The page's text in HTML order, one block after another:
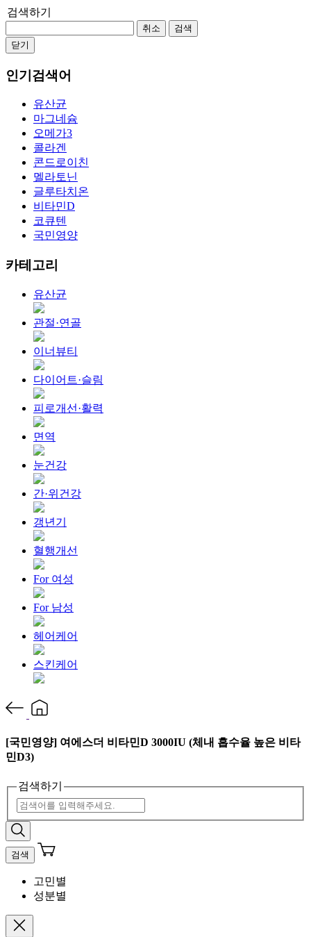
검색하기
취소
검색
닫기
인기검색어
유산균
마그네슘
오메가3
콜라겐
콘드로이친
멜라토닌
글루타치온
비타민D
코큐텐
국민영양
카테고리
유산균
관절·연골
이너뷰티
다이어트·슬림
피로개선·활력
면역
눈건강
간·위건강
갱년기
혈행개선
For 여성
For 남성
헤어케어
스킨케어
[국민영양] 여에스더 비타민D 3000IU (체내 흡수율 높은 비타
민D3)
검색하기
검색
고민별
성분별